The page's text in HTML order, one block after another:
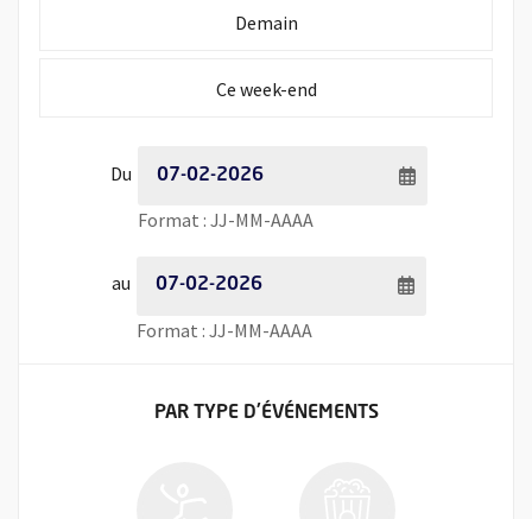
Initialiser la période de recherche à
Demain
Initialiser la période de recherche à
Ce week-end
Du Période de recherche - Date de début
Format : JJ-MM-AAAASaisie de date au format
au Période de recherche - Date de fin
Format : JJ-MM-AAAA
FILTRER LES ÉVÉNEMENTS
PAR TYPED'ÉVÉNEMENTS